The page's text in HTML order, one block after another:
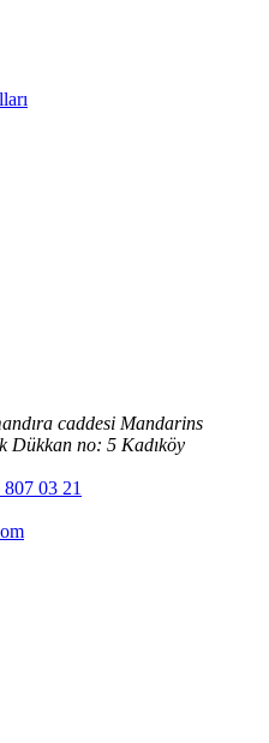
caddesi Mandarins
Dükkan no: 5 Kadıköy
03 21